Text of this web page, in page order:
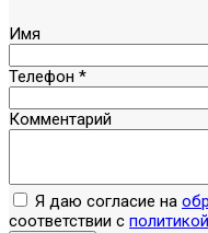
Имя
Телефон *
Комментарий
Я даю согласие на
соответствии с